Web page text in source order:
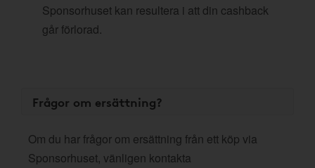
Sponsorhuset kan resultera i att din cashback
går förlorad.
Frågor om ersättning?
Om du har frågor om ersättning från ett köp via
Sponsorhuset, vänligen kontakta